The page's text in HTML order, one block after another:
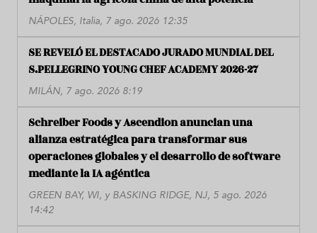
NÁPOLES, Italia, 7 ago. 2026 12:35
SE REVELÓ EL DESTACADO JURADO MUNDIAL DEL
S.PELLEGRINO YOUNG CHEF ACADEMY 2026-27
MILÁN, 7 ago. 2026 8:19
Schreiber Foods y Ascendion anuncian una
alianza estratégica para transformar sus
operaciones globales y el desarrollo de software
mediante la IA agéntica
GREEN BAY, WI, y BASKING RIDGE, NJ, 5 ago. 2026
14:42